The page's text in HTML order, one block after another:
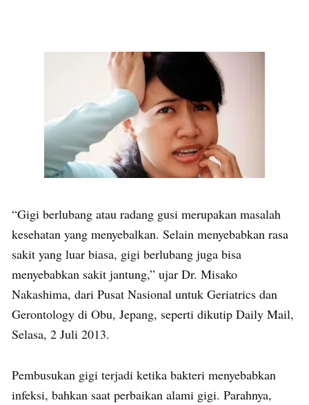
“Gigi berlubang atau radang gusi merupakan masalah
kesehatan yang menyebalkan. Selain menyebabkan rasa
sakit yang luar biasa, gigi berlubang juga bisa
menyebabkan sakit jantung,” ujar Dr. Misako
Nakashima, dari Pusat Nasional untuk Geriatrics dan
Gerontology di Obu, Jepang, seperti dikutip Daily Mail,
Selasa, 2 Juli 2013.
Pembusukan gigi terjadi ketika bakteri menyebabkan
infeksi, bahkan saat perbaikan alami gigi. Parahnya,